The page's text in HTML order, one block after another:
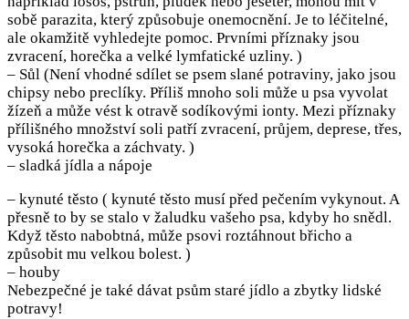
sobě parazita, který způsobuje onemocnění. Je to léčitelné,
ale okamžitě vyhledejte pomoc. Prvními příznaky jsou
zvracení, horečka a velké lymfatické uzliny. )
– Sůl (Není vhodné sdílet se psem slané potraviny, jako jsou
chipsy nebo preclíky. Příliš mnoho soli může u psa vyvolat
žízeň a může vést k otravě sodíkovými ionty. Mezi příznaky
přílišného množství soli patří zvracení, průjem, deprese, třes,
vysoká horečka a záchvaty. )
– sladká jídla a nápoje
– kynuté těsto ( kynuté těsto musí před pečením vykynout. A
přesně to by se stalo v žaludku vašeho psa, kdyby ho snědl.
Když těsto nabobtná, může psovi roztáhnout břicho a
způsobit mu velkou bolest. )
– houby
Nebezpečné je také dávat psům staré jídlo a zbytky lidské
potravy!